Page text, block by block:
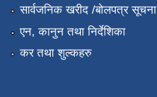
सार्वजनिक खरीद /बोलपत्र सूचना
एन, कानुन तथा निर्देशिका
कर तथा शुल्कहरु